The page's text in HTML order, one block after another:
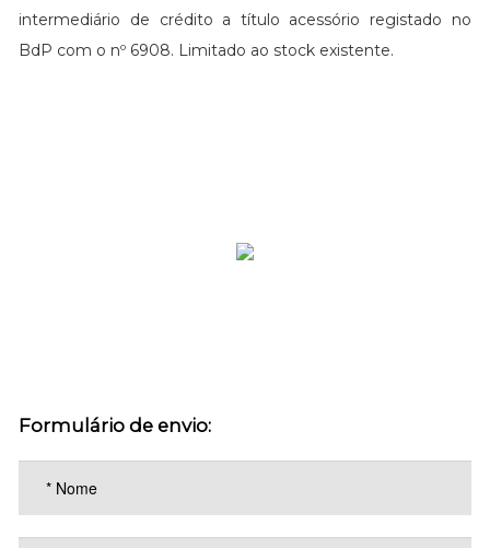
intermediário de crédito a título acessório registado no
BdP com o nº 6908. Limitado ao stock existente.
Formulário de envio: